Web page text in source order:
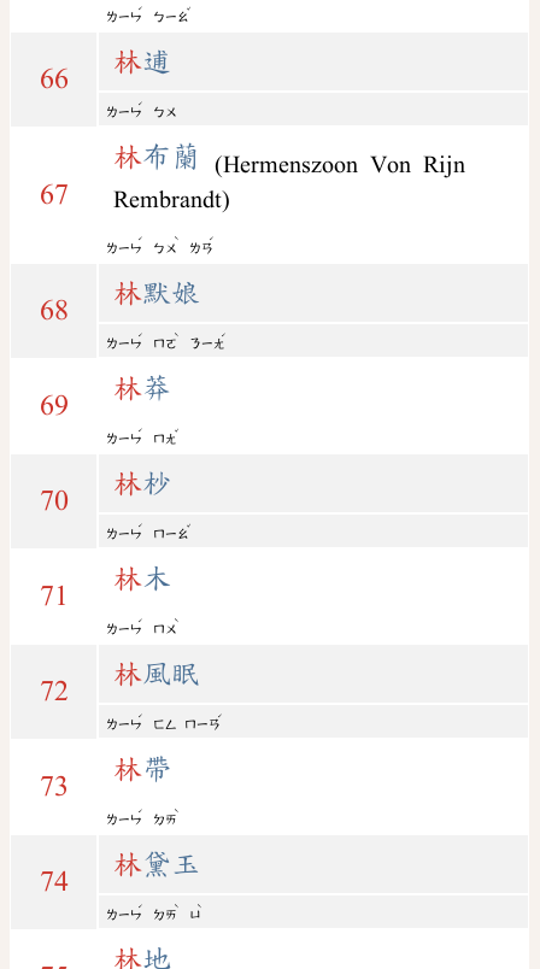
ㄌㄧㄣ
ˊ
ㄅㄧㄠ
ˇ
66
林逋
ㄌㄧㄣ
ˊ
ㄅㄨ
67
林布蘭
(Hermenszoon Von Rijn
Rembrandt)
ㄌㄧㄣ
ˊ
ㄅㄨ
ˋ
ㄌㄢ
ˊ
68
林默娘
ㄌㄧㄣ
ˊ
ㄇㄛ
ˋ
ㄋㄧㄤ
ˊ
69
林莽
ㄌㄧㄣ
ˊ
ㄇㄤ
ˇ
70
林杪
ㄌㄧㄣ
ˊ
ㄇㄧㄠ
ˇ
71
林木
ㄌㄧㄣ
ˊ
ㄇㄨ
ˋ
72
林風眠
ㄌㄧㄣ
ˊ
ㄈㄥ ㄇㄧㄢ
ˊ
73
林帶
ㄌㄧㄣ
ˊ
ㄉㄞ
ˋ
74
林黛玉
ㄌㄧㄣ
ˊ
ㄉㄞ
ˋ
ㄩ
ˋ
林地